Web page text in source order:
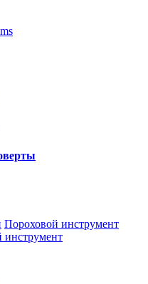
Пороховой инструмент
инструмент